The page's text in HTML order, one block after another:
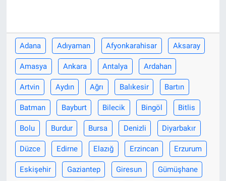
Adana Adıyaman Afyonkarahisar Aksaray
Amasya Ankara Antalya Ardahan
Artvin Aydın Ağrı Balıkesir Bartın
Batman Bayburt Bilecik Bingöl Bitlis
Bolu Burdur Bursa Denizli Diyarbakır
Düzce Edirne Elazığ Erzincan Erzurum
Eskişehir Gaziantep Giresun Gümüşhane